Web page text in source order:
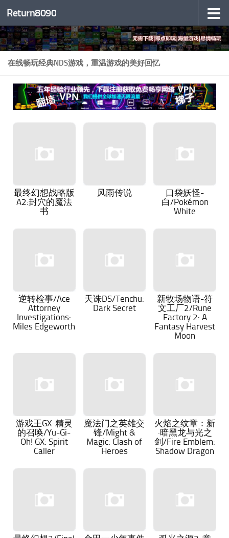
跳至内容
Return8090
在线畅玩经典NDS游戏，重温游戏的美好回忆
最终幻想战略版
A2:封穴的魔法
书
风雨传说
口袋妖怪-
白/Pokémon
White
逆转检事/Ace
Attorney
Investigations:
Miles Edgeworth
天诛DS/Tenchu:
Dark Secret
新牧场物语-符
文工厂2/Rune
Factory 2: A
Fantasy Harvest
Moon
游戏王GX-精灵
的召唤/Yu-Gi-
Oh! GX: Spirit
Caller
魔法门之英雄交
锋/Might &
Magic: Clash of
Heroes
火焰之纹章：新
·暗黑龙与光之
剑/Fire Emblem:
Shadow Dragon